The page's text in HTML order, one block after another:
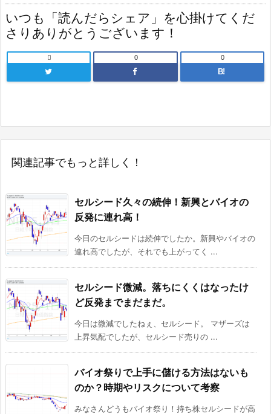
いつも「読んだらシェア」を心掛けてくだ
さりありがとうございます！
 0
B!
0
関連記事でもっと詳しく！
セルシード久々の続伸！新興とバイオの
反発に連れ高！
今日のセルシードは続伸でしたか。新興やバイオの
連れ高でしたが、それでも上がってく ...
セルシード微減。落ちにくくはなったけ
ど反発までまだまだ。
今日は微減でしたねぇ、セルシード。 マザーズは
上昇気配でしたが、セルシード売りの ...
バイオ祭りで上手に儲ける方法はないも
のか？時期やリスクについて考察
みなさんどうもバイオ祭り！持ち株セルシードが高